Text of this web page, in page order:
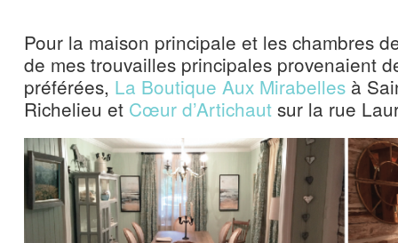
Pour la maison principale et les chambres
de mes trouvailles principales provenaient
préférées, La Boutique Aux Mirabelles à
Richelieu et Cœur d’Artichaut sur la rue